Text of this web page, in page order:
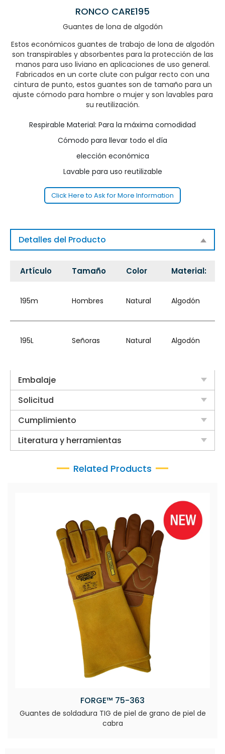
RONCO CARE195
Guantes de lona de algodón
Estos económicos guantes de trabajo de lona de algodón
son transpirables y absorbentes para la protección de las
manos para uso liviano en aplicaciones de uso general.
Fabricados en un corte clute con pulgar recto con una
cintura de punto, estos guantes son de tamaño para un
ajuste cómodo para hombre o mujer y son lavables para
su reutilización.
Respirable Material: Para la máxima comodidad
Cómodo para llevar todo el día
elección económica
Lavable para uso reutilizable
Click Here to Ask for More Information
Detalles del Producto
Artículo Tamaño Color Material:
195m Hombres Natural Algodón
195L Señoras Natural Algodón
Embalaje
Solicitud
Cumplimiento
Literatura y herramientas
Related Products
FORGE™ 75-363
Guantes de soldadura TIG de piel de grano de piel de
cabra